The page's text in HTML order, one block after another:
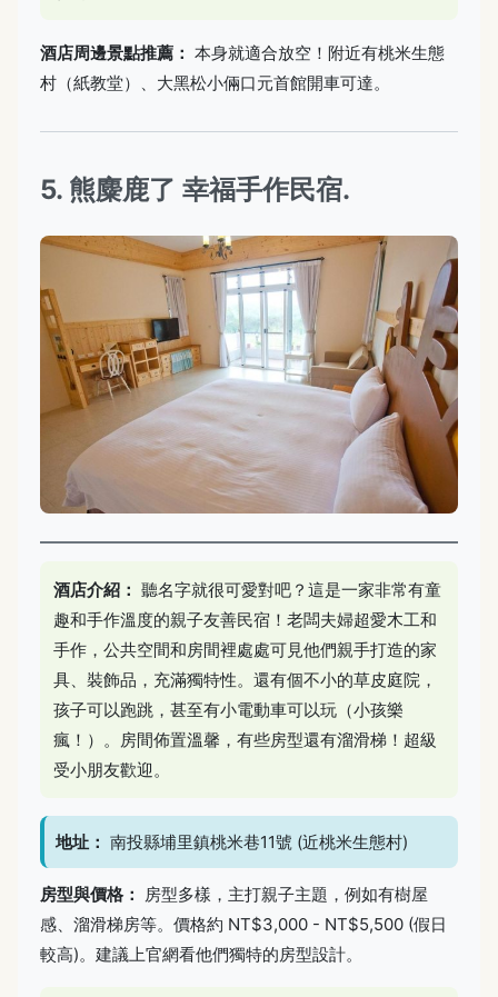
酒店周邊景點推薦： 本身就適合放空！附近有桃米生態
村（紙教堂）、大黑松小倆口元首館開車可達。
5. 熊麋鹿了 幸福手作民宿.
酒店介紹： 聽名字就很可愛對吧？這是一家非常有童
趣和手作溫度的親子友善民宿！老闆夫婦超愛木工和
手作，公共空間和房間裡處處可見他們親手打造的家
具、裝飾品，充滿獨特性。還有個不小的草皮庭院，
孩子可以跑跳，甚至有小電動車可以玩（小孩樂
瘋！）。房間佈置溫馨，有些房型還有溜滑梯！超級
受小朋友歡迎。
地址： 南投縣埔里鎮桃米巷11號 (近桃米生態村)
房型與價格： 房型多樣，主打親子主題，例如有樹屋
感、溜滑梯房等。價格約 NT$3,000 - NT$5,500 (假日
較高)。建議上官網看他們獨特的房型設計。